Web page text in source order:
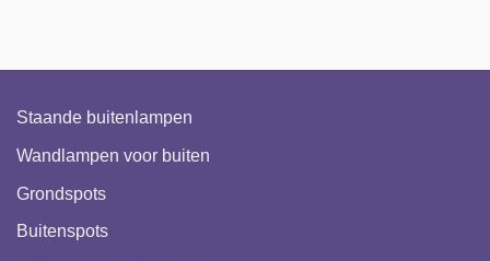
Staande buitenlampen
Wandlampen voor buiten
Grondspots
Buitenspots